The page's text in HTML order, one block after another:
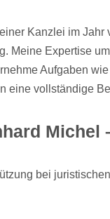
Kanzlei im
Meine Expertise
Aufgaben
eine vollständige
Michel
bei